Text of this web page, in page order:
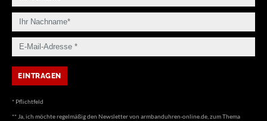
* Pflichtfeld
** Ja, ich möchte regelmäßig den Newsletter von armbanduhren-online.de, zum Thema